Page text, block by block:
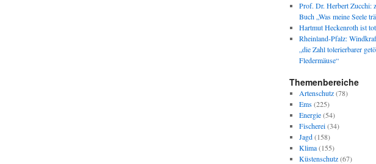
Prof. Dr. Herbert Zucchi:
Buch „Was meine Seele
Hartmut Heckenroth ist tot
Rheinland-Pfalz:
„die Zahl tolerierbarer
Fledermäuse“
Themenbereiche
Artenschutz(78)
Ems(225)
Energie(54)
Fischerei(34)
Jagd(158)
Klima(155)
Küstenschutz(67)